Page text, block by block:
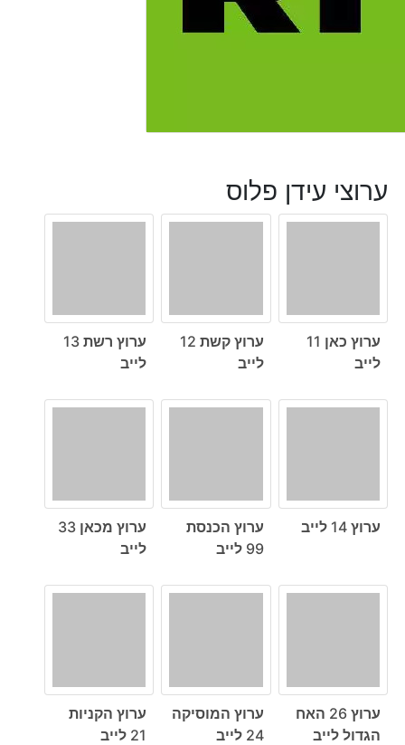
ערוצי עידן פלוס
ערוץ כאן 11
לייב
ערוץ קשת 12
לייב
ערוץ רשת 13
לייב
ערוץ 14 לייב
ערוץ הכנסת
99 לייב
ערוץ מכאן 33
לייב
ערוץ 26 האח
הגדול לייב
ערוץ המוסיקה
24 לייב
ערוץ הקניות
21 לייב